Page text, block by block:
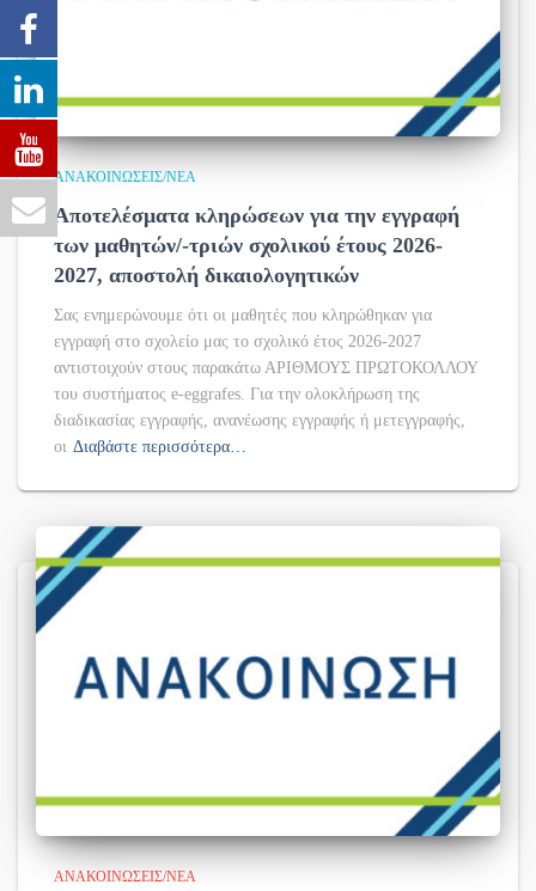
ΑΝΑΚΟΙΝΏΣΕΙΣ/ΝΈΑ
Αποτελέσματα κληρώσεων για την εγγραφή
των μαθητών/-τριών σχολικού έτους 2026-
2027, αποστολή δικαιολογητικών
Σας ενημερώνουμε ότι οι μαθητές που κληρώθηκαν για
εγγραφή στο σχολείο μας το σχολικό έτος 2026-2027
αντιστοιχούν στους παρακάτω ΑΡΙΘΜΟΥΣ ΠΡΩΤΟΚΟΛΛΟΥ
του συστήματος e-eggrafes. Για την ολοκλήρωση της
διαδικασίας εγγραφής, ανανέωσης εγγραφής ή μετεγγραφής,
οι Διαβάστε περισσότερα…
ΑΝΑΚΟΙΝΏΣΕΙΣ/ΝΈΑ